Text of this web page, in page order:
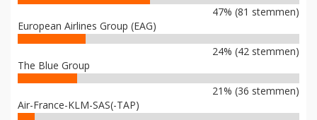
47% (81 stemmen)
European Airlines Group (EAG)
24% (42 stemmen)
The Blue Group
21% (36 stemmen)
Air-France-KLM-SAS(-TAP)